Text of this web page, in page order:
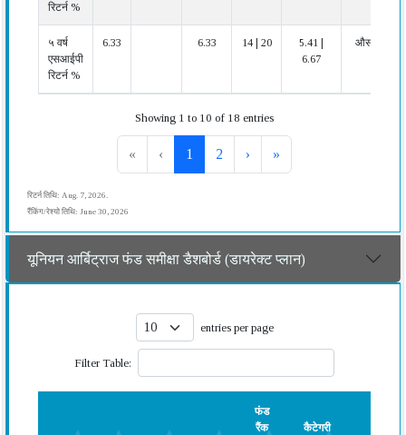
रिटर्न %
५ वर्ष
एसआईपी
रिटर्न %
6.33 6.33 14 | 20
5.41 |
6.67
औसत
Showing 1 to 10 of 18 entries
« ‹ 1 2 › »
रिटर्न तिथि: Aug. 7, 2026.
रैंकिंग/रेश्यो तिथि: June 30, 2026
यूनियन आर्बिट्राज फंड समीक्षा डैशबोर्ड (डायरेक्ट प्लान)
entries per page
Filter Table:
फंड
रैंक
कैटेगरी